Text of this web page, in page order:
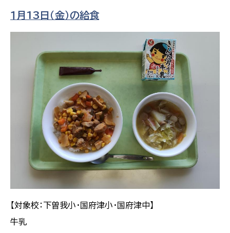
１月13日（金）の給食
【対象校：下曽我小・国府津小・国府津中】
牛乳